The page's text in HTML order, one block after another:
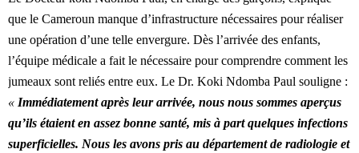
que le Cameroun manque d’infrastructure nécessaires pour réaliser
une opération d’une telle envergure. Dès l’arrivée des enfants,
l’équipe médicale a fait le nécessaire pour comprendre comment les
jumeaux sont reliés entre eux. Le Dr. Koki Ndomba Paul souligne :
« Immédiatement après leur arrivée, nous nous sommes aperçus
qu’ils étaient en assez bonne santé, mis à part quelques infections
superficielles. Nous les avons pris au département de radiologie et